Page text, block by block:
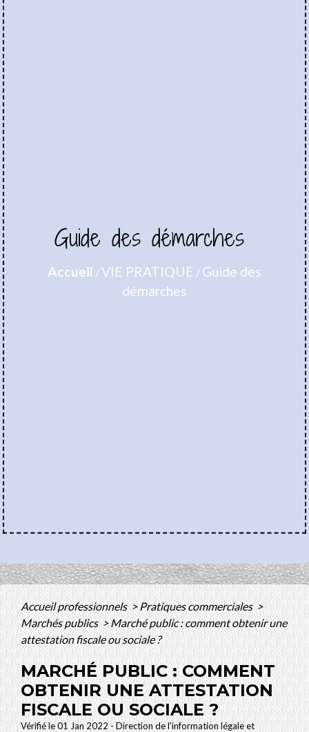
Guide des démarches
Accueil /VIE PRATIQUE / Guide des
démarches
Accueil professionnels> Pratiques commerciales>
Marchés publics> Marché public : comment obtenir une
attestation fiscale ou sociale ?
MARCHÉ PUBLIC : COMMENT
OBTENIR UNE ATTESTATION
FISCALE OU SOCIALE ?
Vérifié le 01 Jan 2022 - Direction de l'information légale et